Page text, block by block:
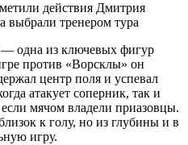
действия Дмитрия
тренером тура
одна из ключевых фигур
против «Ворсклы» он
центр поля и успевал
атакует соперник, так и
мячом владели приазовцы.
к голу, но из глубины и в
игру.